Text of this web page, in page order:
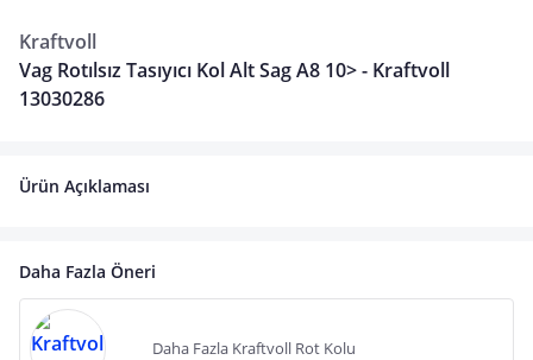
Kraftvoll
Vag Rotılsız Tasıyıcı Kol Alt Sag A8 10> - Kraftvoll
13030286
Ürün Açıklaması
Daha Fazla Öneri
Daha Fazla Kraftvoll Rot Kolu